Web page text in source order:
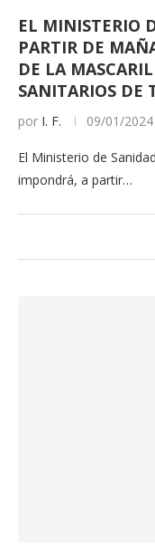
EL MINISTERIO
PARTIR DE
DE LA
SANITARIOS DE
por I. F. 09/01/2024
El Ministerio de
impondrá, a partir…